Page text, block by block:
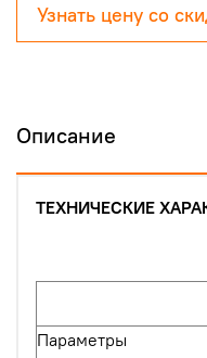
Узнать цену со
Описание
ТЕХНИЧЕСКИЕ
Параметры